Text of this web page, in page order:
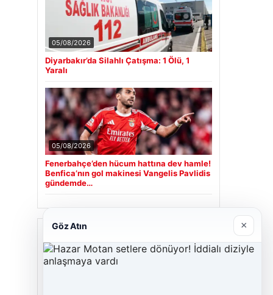
05/08/2026
Diyarbakır’da Silahlı Çatışma: 1 Ölü, 1
Yaralı
05/08/2026
Fenerbahçe’den hücum hattına dev hamle!
Benfica’nın gol makinesi Vangelis Pavlidis
gündemde…
Son Eklenen Firmalar
Cengiz Sigorta
Göz Atın ×